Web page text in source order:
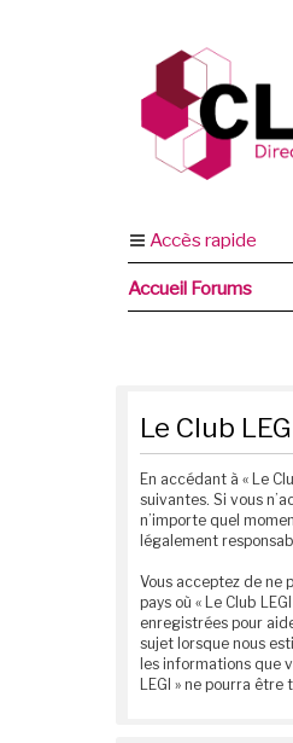
Accès rapide
Accueil Forums
Le Club
En accédant à « Le
suivantes. Si vous
n’importe quel
légalement
Vous acceptez de ne
pays où « Le Club
enregistrées pour
sujet lorsque nous
les informations que
LEGI » ne pourra